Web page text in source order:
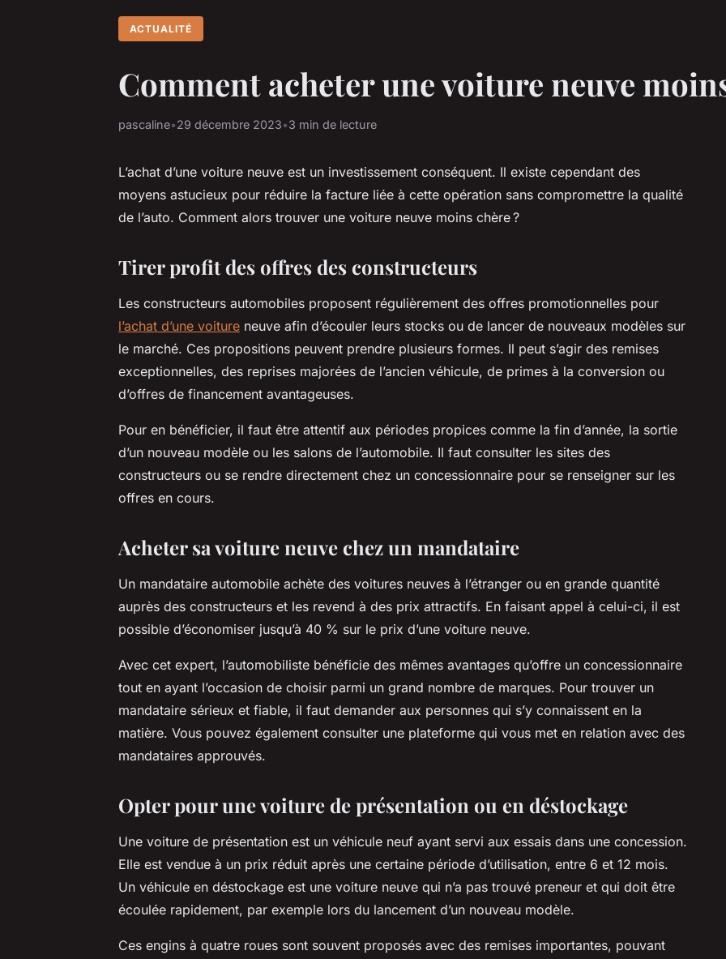
ACTUALITÉ
Comment acheter une voiture neuve
pascaline•29 décembre 2023•3 min de lecture
L’achat d’une voiture neuve est un investissement conséquent. Il existe cependant des
moyens astucieux pour réduire la facture liée à cette opération sans compromettre la qualité
de l’auto. Comment alors trouver une voiture neuve moins chère ?
Tirer profit des offres des constructeurs
Les constructeurs automobiles proposent régulièrement des offres promotionnelles pour
l’achat d’une voiture neuve afin d’écouler leurs stocks ou de lancer de nouveaux modèles sur
le marché. Ces propositions peuvent prendre plusieurs formes. Il peut s’agir des remises
exceptionnelles, des reprises majorées de l’ancien véhicule, de primes à la conversion ou
d’offres de financement avantageuses.
Pour en bénéficier, il faut être attentif aux périodes propices comme la fin d’année, la sortie
d’un nouveau modèle ou les salons de l’automobile. Il faut consulter les sites des
constructeurs ou se rendre directement chez un concessionnaire pour se renseigner sur les
offres en cours.
Acheter sa voiture neuve chez un mandataire
Un mandataire automobile achète des voitures neuves à l’étranger ou en grande quantité
auprès des constructeurs et les revend à des prix attractifs. En faisant appel à celui-ci, il est
possible d’économiser jusqu’à 40 % sur le prix d’une voiture neuve.
Avec cet expert, l’automobiliste bénéficie des mêmes avantages qu’offre un concessionnaire
tout en ayant l’occasion de choisir parmi un grand nombre de marques. Pour trouver un
mandataire sérieux et fiable, il faut demander aux personnes qui s’y connaissent en la
matière. Vous pouvez également consulter une plateforme qui vous met en relation avec des
mandataires approuvés.
Opter pour une voiture de présentation ou en déstockage
Une voiture de présentation est un véhicule neuf ayant servi aux essais dans une concession.
Elle est vendue à un prix réduit après une certaine période d’utilisation, entre 6 et 12 mois.
Un véhicule en déstockage est une voiture neuve qui n’a pas trouvé preneur et qui doit être
écoulée rapidement, par exemple lors du lancement d’un nouveau modèle.
Ces engins à quatre roues sont souvent proposés avec des remises importantes, pouvant